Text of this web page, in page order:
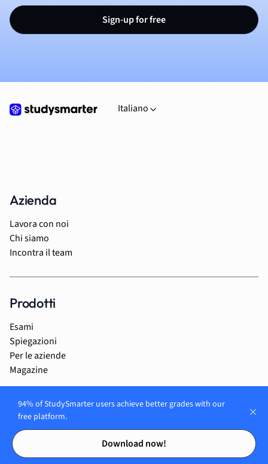
Contents
Contents
Sign-up for free
Italiano
Azienda
Lavora con noi
Chi siamo
Incontra il team
Prodotti
Esami
Spiegazioni
Per le aziende
Magazine
94% of StudySmarter users achieve better grades with our
free platform.
Download now!